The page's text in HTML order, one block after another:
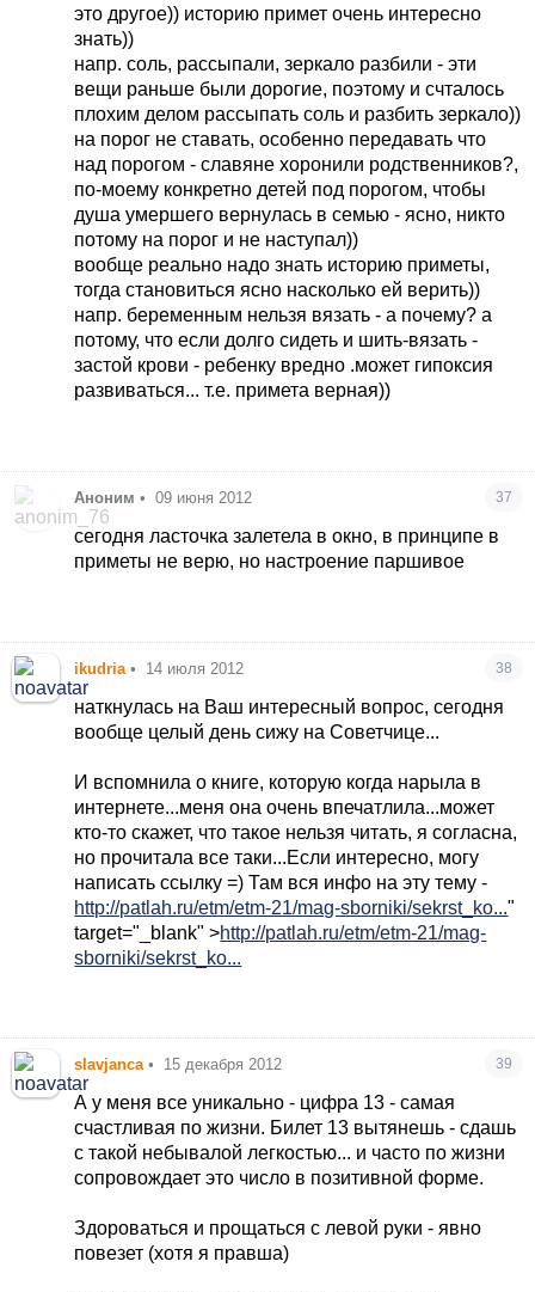
это другое)) историю примет очень интересно
знать))
напр. соль, рассыпали, зеркало разбили - эти
вещи раньше были дорогие, поэтому и счталось
плохим делом рассыпать соль и разбить зеркало))
на порог не ставать, особенно передавать что
над порогом - славяне хоронили родственников?,
по-моему конкретно детей под порогом, чтобы
душа умершего вернулась в семью - ясно, никто
потому на порог и не наступал))
вообще реально надо знать историю приметы,
тогда становиться ясно насколько ей верить))
напр. беременным нельзя вязать - а почему? а
потому, что если долго сидеть и шить-вязать -
застой крови - ребенку вредно .может гипоксия
развиваться... т.е. примета верная))
Аноним • 09 июня 2012 37
сегодня ласточка залетела в окно, в принципе в
приметы не верю, но настроение паршивое
ikudria • 14 июля 2012 38
наткнулась на Ваш интересный вопрос, сегодня
вообще целый день сижу на Советчице...
И вспомнила о книге, которую когда нарыла в
интернете...меня она очень впечатлила...может
кто-то скажет, что такое нельзя читать, я согласна,
но прочитала все таки...Если интересно, могу
написать ссылку =) Там вся инфо на эту тему -
http://patlah.ru/etm/etm-21/mag-sborniki/sekrst_ko..."
target="_blank" >http://patlah.ru/etm/etm-21/mag-
sborniki/sekrst_ko...
slavjanca • 15 декабря 2012 39
А у меня все уникально - цифра 13 - самая
счастливая по жизни. Билет 13 вытянешь - сдашь
с такой небывалой легкостью... и часто по жизни
сопровождает это число в позитивной форме.
Здороваться и прощаться с левой руки - явно
повезет (хотя я правша)